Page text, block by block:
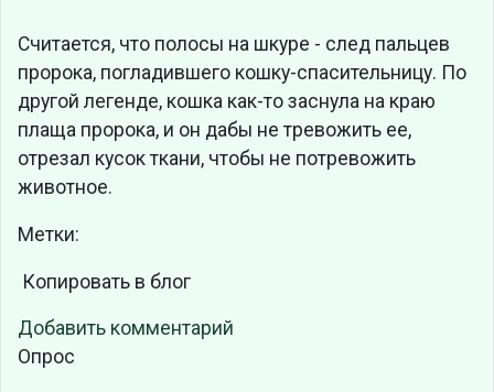
Считается, что полосы на шкуре - след пальцев
пророка, погладившего кошку-спасительницу. По
другой легенде, кошка как-то заснула на краю
плаща пророка, и он дабы не тревожить ее,
отрезал кусок ткани, чтобы не потревожить
животное.
Метки:
Копировать в блог
Добавить комментарий
Опрос